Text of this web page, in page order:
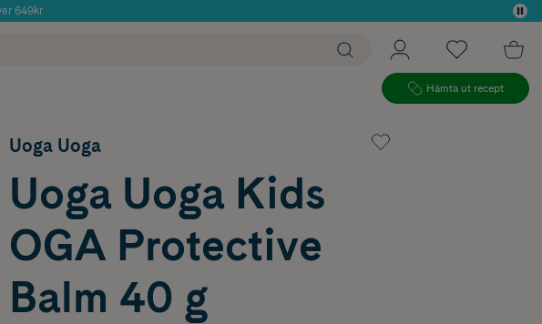
649kr
Hämta ut recept
Uoga Uoga
Uoga Uoga Kids
OGA Protective
Balm 40 g